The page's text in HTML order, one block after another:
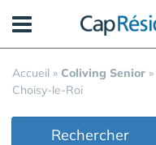
Accueil » Coliving Senior »
Choisy-le-Roi
Rechercher